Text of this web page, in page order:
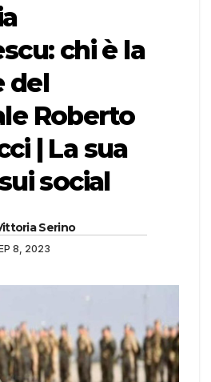
chi è la
del
Roberto
| La sua
social
Serino
8, 2023